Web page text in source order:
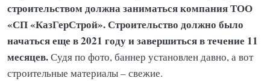
строительством должна заниматься компания ТОО
«СП «КазГерСтрой». Строительство должно было
начаться еще в 2021 году и завершиться в течение 11
месяцев.Судя по фото, баннер установлен давно, а вот
строительные материалы – свежие.